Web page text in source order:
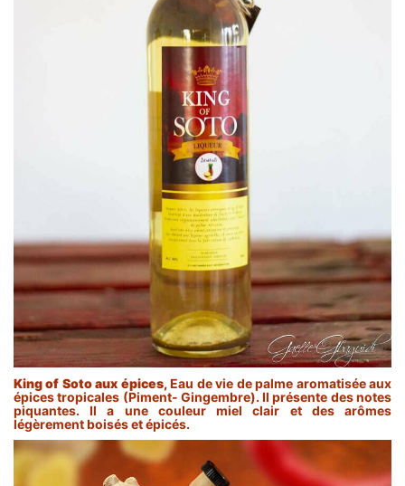
King of Soto aux épices,Eau de vie de palme aromatisée aux
épices tropicales (Piment- Gingembre). Il présente des notes
piquantes. Il a une couleur miel clair et des arômes
légèrement boisés et épicés.